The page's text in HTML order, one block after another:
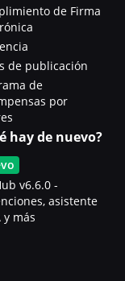
de Firma
de publicación
de
por
hay de nuevo?
v6.6.0 -
asistente
y más